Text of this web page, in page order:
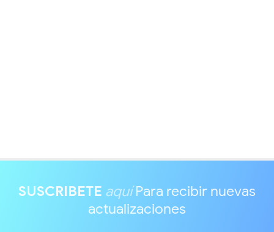
SUSCRIBETE aquíPara recibir nuevas
actualizaciones